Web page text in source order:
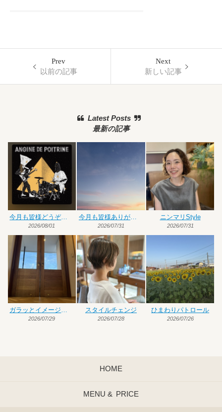
Prev
以前の記事
Next
新しい記事
Latest Posts
最新の記事
今月も皆様どうぞよろしくお願いいたします
2026/08/01 2026/07/31
ニンマリStyle
2026/07/31
2026/07/29
スタイルチェンジ
2026/07/28
ひまわりパトロール
2026/07/26
HOME
MENU & PRICE